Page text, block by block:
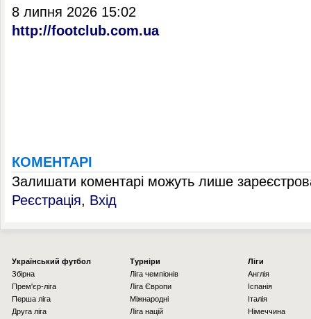
8 липня 2026 15:02
http://footclub.com.ua
КОМЕНТАРІ
Залишати коментарі можуть лише
Реєстрація, Вхід
Українcький футбол
Збірна
Прем'єр-ліга
Перша ліга
Друга ліга
Турніри
Ліга чемпіонів
Ліга Європи
Міжнародні
Ліга націй
Ліги
Англія
Іспанія
Італія
Німеччина